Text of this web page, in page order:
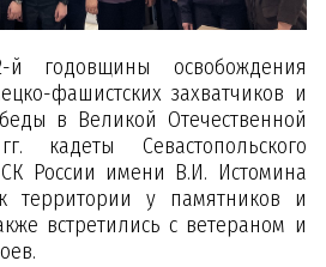
годовщины освобождения
фашистских захватчиков и
в Великой Отечественной
кадеты Севастопольского
СК России имени В.И. Истомина
территории у памятников и
встретились с ветераном и